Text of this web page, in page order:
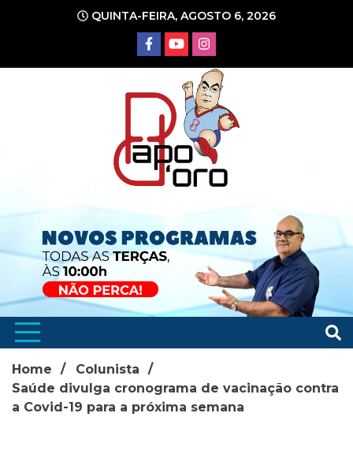
conteúdo
QUINTA-FEIRA, AGOSTO 6, 2026
Home
Colunista
Saúde divulga cronograma de vacinação contra
a Covid-19 para a próxima semana